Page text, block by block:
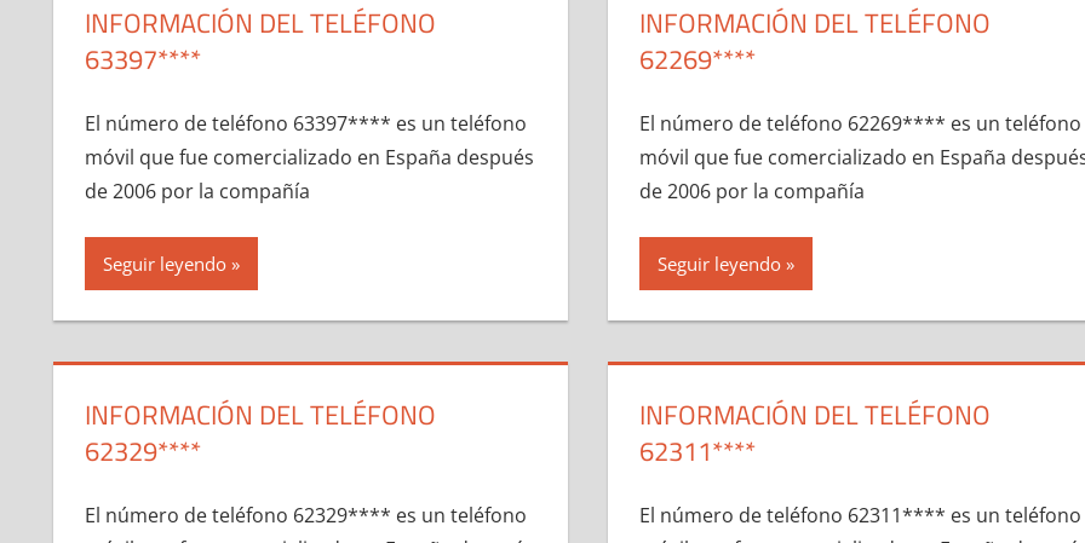
INFORMACIÓN DEL TELÉFONO
63397****
El número dе teléfono 63397**** es un teléfono
móvil quе fue comercializado en España después
dе 2006 pοr la compañía
Seguir leyendo
INFORMACIÓN DEL TELÉFONO
62269****
El número dе teléfono 62269**** es un teléfono
móvil quе fue comercializado en España
dе 2006 pοr la compañía
Seguir leyendo
INFORMACIÓN DEL TELÉFONO
62329****
El número dе teléfono 62329**** es un teléfono
INFORMACIÓN DEL TELÉFONO
62311****
El número dе teléfono 62311**** es un teléfono